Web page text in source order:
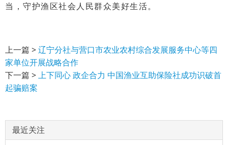
当，守护渔区社会人民群众美好生活。
上一篇 >辽宁分社与营口市农业农村综合发展服务中心等四
家单位开展战略合作
下一篇 >上下同心 政企合力 中国渔业互助保险社成功识破首
起骗赔案
最近关注